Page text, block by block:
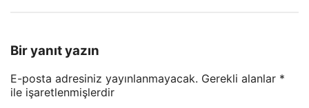
Bir yanıt yazın
E-posta adresiniz yayınlanmayacak. Gerekli alanlar *
ile işaretlenmişlerdir